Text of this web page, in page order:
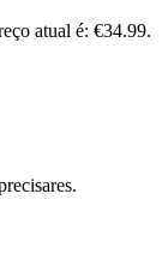
atual é: €34.99.